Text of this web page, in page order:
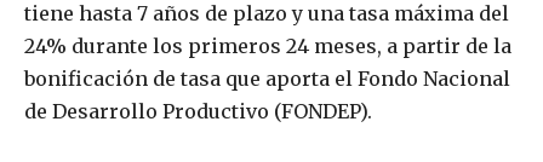
tiene hasta 7 años de plazo y una tasa máxima del
24% durante los primeros 24 meses, a partir de la
bonificación de tasa que aporta el Fondo Nacional
de Desarrollo Productivo (FONDEP).